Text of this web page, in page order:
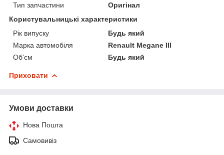
Тип запчастини
Оригінал
Користувальницькі характеристики
Рік випуску
Будь який
Марка автомобіля
Renault Megane III
Об'єм
Будь який
Приховати
Умови доставки
Нова Пошта
Самовивіз